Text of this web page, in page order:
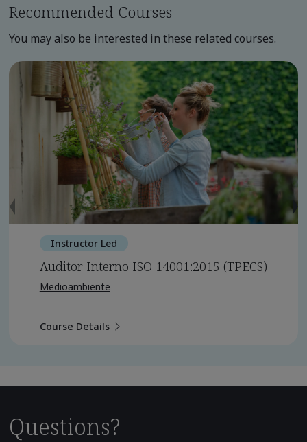
Recommended Courses
You may also be interested in these related courses.
Instructor Led
Auditor Interno ISO 14001:2015 (TPECS)
Medioambiente
Course Details
Questions?